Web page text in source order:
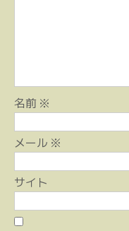
名前 ※
メール ※
サイト